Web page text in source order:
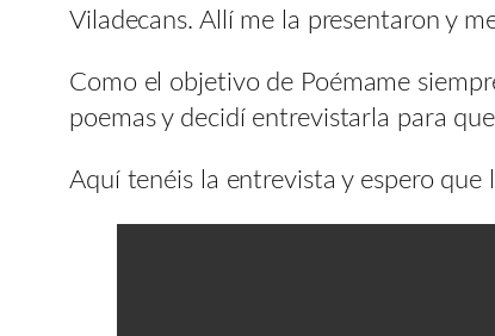
Viladecans. Allí me la presentaron y
Como el objetivo de Poémame
poemas y decidí entrevistarla para
Aquí tenéis la entrevista y espero que